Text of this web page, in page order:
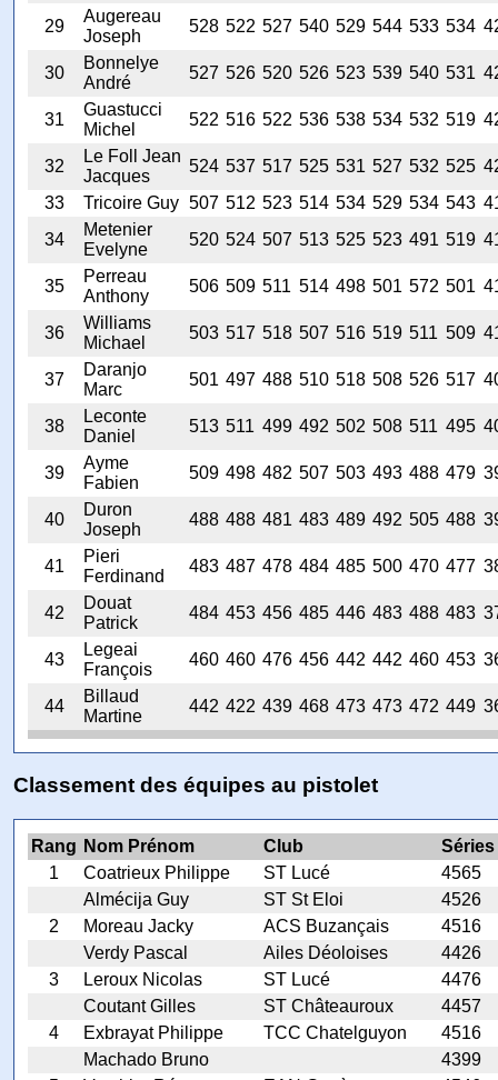
29
Augereau
Joseph
528 522 527 540 529 544 533 534
30
Bonnelye
André
527 526 520 526 523 539 540 531
31
Guastucci
Michel
522 516 522 536 538 534 532 519
32
Le Foll Jean
Jacques
524 537 517 525 531 527 532 525
33
Tricoire Guy 507 512 523 514 534 529 534 543
34
Metenier
Evelyne
520 524 507 513 525 523 491 519
35
Perreau
Anthony
506 509 511 514 498 501 572 501
36
Williams
Michael
503 517 518 507 516 519 511 509
37
Daranjo
Marc
501 497 488 510 518 508 526 517
38
Leconte
Daniel
513 511 499 492 502 508 511 495
39
Ayme
Fabien
509 498 482 507 503 493 488 479
40
Duron
Joseph
488 488 481 483 489 492 505 488
41
Pieri
Ferdinand
483 487 478 484 485 500 470 477
42
Douat
Patrick
484 453 456 485 446 483 488 483
43
Legeai
François
460 460 476 456 442 442 460 453
44
Billaud
Martine
442 422 439 468 473 473 472 449
Classement des équipes au pistolet
Rang Nom Prénom Club
Séries
1
Coatrieux Philippe ST Lucé
4565
Almécija Guy
ST St Eloi
4526
2
Moreau Jacky ACS Buzançais
4516
Verdy Pascal
Ailes Déoloises
4426
3
Leroux Nicolas ST Lucé
4476
Coutant Gilles
ST Châteauroux
4457
4
Exbrayat Philippe TCC Chatelguyon
4516
Machado Bruno
4399